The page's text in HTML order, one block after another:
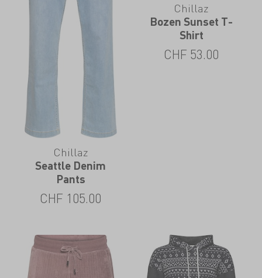
Chillaz
Seattle Denim
Pants
CHF 105.00
Chillaz
Bozen Sunset T-
Shirt
CHF 53.00